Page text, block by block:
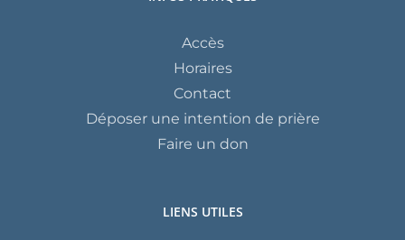
Accès
Horaires
Contact
Déposer une intention de prière
Faire un don
LIENS UTILES